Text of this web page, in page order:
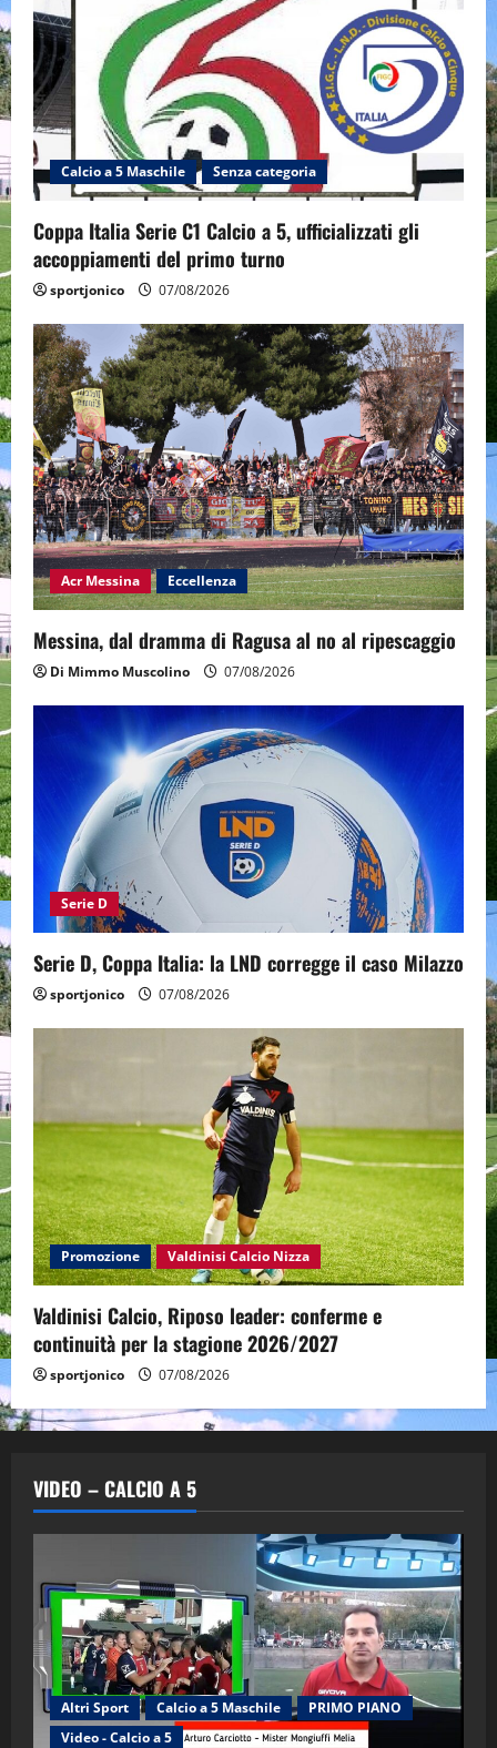
Calcio a 5 Maschile Senza categoria
Coppa Italia Serie C1 Calcio a 5, ufficializzati gli
accoppiamenti del primo turno
sportjonico 07/08/2026
Acr Messina Eccellenza
Messina, dal dramma di Ragusa al no al ripescaggio
Di Mimmo Muscolino 07/08/2026
Serie D
Serie D, Coppa Italia: la LND corregge il caso Milazzo
sportjonico 07/08/2026
Promozione Valdinisi Calcio Nizza
Valdinisi Calcio, Riposo leader: conferme e
continuità per la stagione 2026/2027
sportjonico 07/08/2026
VIDEO – CALCIO A 5
Altri Sport Calcio a 5 Maschile
PRIMO PIANO
Video - Calcio a 5